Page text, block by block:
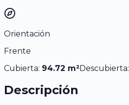
Orientación
Frente
Cubierta: 94.72 m²Descubierta:
Descripción